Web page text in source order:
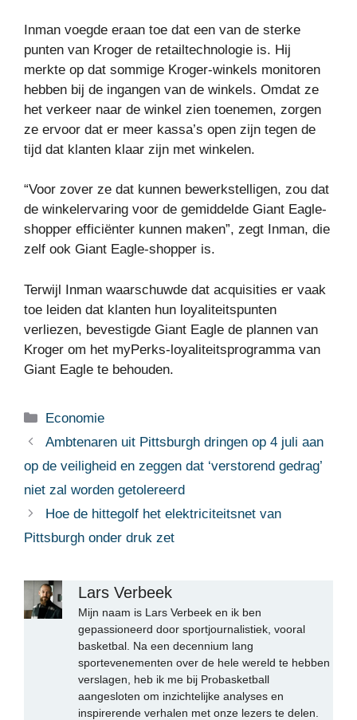
Inman voegde eraan toe dat een van de sterke
punten van Kroger de retailtechnologie is. Hij
merkte op dat sommige Kroger-winkels monitoren
hebben bij de ingangen van de winkels. Omdat ze
het verkeer naar de winkel zien toenemen, zorgen
ze ervoor dat er meer kassa’s open zijn tegen de
tijd dat klanten klaar zijn met winkelen.
“Voor zover ze dat kunnen bewerkstelligen, zou dat
de winkelervaring voor de gemiddelde Giant Eagle-
shopper efficiënter kunnen maken”, zegt Inman, die
zelf ook Giant Eagle-shopper is.
Terwijl Inman waarschuwde dat acquisities er vaak
toe leiden dat klanten hun loyaliteitspunten
verliezen, bevestigde Giant Eagle de plannen van
Kroger om het myPerks-loyaliteitsprogramma van
Giant Eagle te behouden.
Categorieën
Economie
Ambtenaren uit Pittsburgh dringen op 4 juli aan
op de veiligheid en zeggen dat ‘verstorend gedrag’
niet zal worden getolereerd
Hoe de hittegolf het elektriciteitsnet van
Pittsburgh onder druk zet
Lars Verbeek
Mijn naam is Lars Verbeek en ik ben
gepassioneerd door sportjournalistiek, vooral
basketbal. Na een decennium lang
sportevenementen over de hele wereld te hebben
verslagen, heb ik me bij Probasketball
aangesloten om inzichtelijke analyses en
inspirerende verhalen met onze lezers te delen.